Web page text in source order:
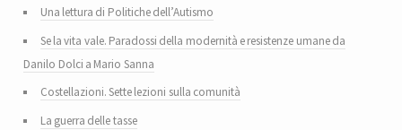
Una lettura di Politiche dell’Autismo
Se la vita vale. Paradossi della modernità e resistenze umane da
Danilo Dolci a Mario Sanna
Costellazioni. Sette lezioni sulla comunità
La guerra delle tasse